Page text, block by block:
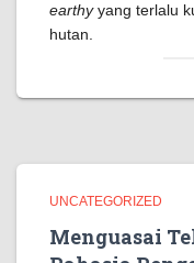
earthyyang terlalu
hutan.
UNCATEGORIZED
Menguasai